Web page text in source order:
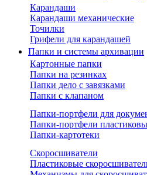
Карандаши
Карандаши механические
Точилки
Грифели для карандашей
Папки и системы архивации
Картонные папки
Папки на резинках
Папки дело с завязками
Папки с клапаном
Папки-портфели для
Папки-портфели
Папки-картотеки
Скоросшиватели
Пластиковые